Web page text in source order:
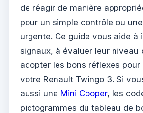
de réagir de manière
pour un simple contrôle ou
urgente. Ce guide vous aide à
signaux, à évaluer leur niveau
adopter les bons réflexes pour
votre Renault Twingo 3. Si
aussi une Mini Cooper, les
pictogrammes du tableau de